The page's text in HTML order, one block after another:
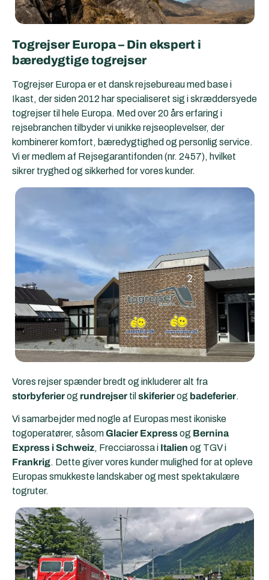
Togrejser Europa – Din ekspert i
bæredygtige togrejser
Togrejser Europaer et dansk rejsebureau med base i
Ikast, der siden 2012 har specialiseret sig i skræddersyede
togrejser til hele Europa. Med over 20 års erfaring i
rejsebranchen tilbyder vi unikke rejseoplevelser, der
kombinerer komfort, bæredygtighed og personlig service.
Vi er medlem af Rejsegarantifonden (nr. 2457), hvilket
sikrer tryghed og sikkerhed for vores kunder.
Vores rejser spænder bredt og inkluderer alt fra
storbyferierog rundrejser til skiferierog badeferier.
Vi samarbejder med nogle af Europas mest ikoniske
togoperatører, såsomGlacier Expressog Bernina
Express i Schweiz, Frecciarossa i Italien og TGV i
Frankrig. Dette giver vores kunder mulighed for at opleve
Europas smukkeste landskaber og mest spektakulære
togruter.